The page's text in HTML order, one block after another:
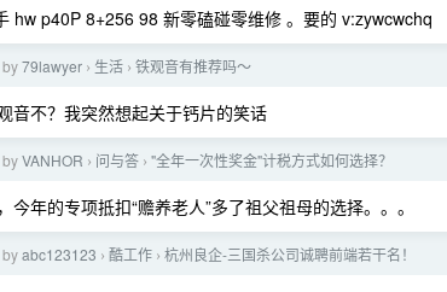
hw p40P 8+256 98 新零磕碰零维修 。要的 v:zywcwchq
79lawyer › 生活 › 铁观音有推荐吗～
音不？我突然想起关于钙片的笑话
VANHOR › 问与答 › "全年一次性奖金"计税方式如何选择？
今年的专项抵扣“赡养老人”多了祖父祖母的选择。。。
abc123123 › 酷工作 › 杭州良企-三国杀公司诚聘前端若干名！